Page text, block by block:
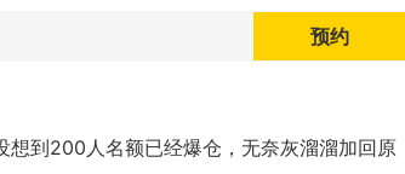
预约
想到200人名额已经爆仓，无奈灰溜溜加回原